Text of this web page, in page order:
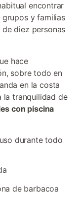
encontrar
grupos y familias
diez personas
hace
sobre todo en
en la costa
la tranquilidad de
con piscina
durante todo
de barbacoa